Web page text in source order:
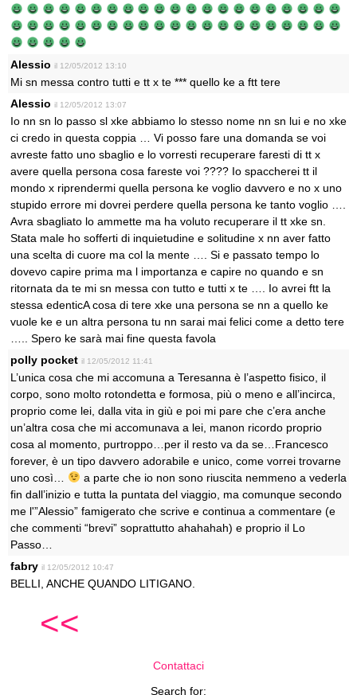
Alessio il 12/05/2012 13:10
Mi sn messa contro tutti e tt x te *** quello ke a ftt tere
Alessio il 12/05/2012 13:07
Io nn sn lo passo sl xke abbiamo lo stesso nome nn sn lui e no xke
ci credo in questa coppia … Vi posso fare una domanda se voi
avreste fatto uno sbaglio e lo vorresti recuperare faresti di tt x
avere quella persona cosa fareste voi ???? Io spaccherei tt il
mondo x riprendermi quella persona ke voglio davvero e no x uno
stupido errore mi dovrei perdere quella persona ke tanto voglio ….
Avra sbagliato lo ammette ma ha voluto recuperare il tt xke sn.
Stata male ho sofferti di inquietudine e solitudine x nn aver fatto
una scelta di cuore ma col la mente …. Si e passato tempo lo
dovevo capire prima ma l importanza e capire no quando e sn
ritornata da te mi sn messa con tutto e tutti x te …. Io avrei ftt la
stessa edenticA cosa di tere xke una persona se nn a quello ke
vuole ke e un altra persona tu nn sarai mai felici come a detto tere
….. Spero ke sarà mai fine questa favola
polly pocket il 12/05/2012 11:41
L’unica cosa che mi accomuna a Teresanna è l’aspetto fisico, il
corpo, sono molto rotondetta e formosa, più o meno e all’incirca,
proprio come lei, dalla vita in giù e poi mi pare che c’era anche
un’altra cosa che mi accomunava a lei, manon ricordo proprio
cosa al momento, purtroppo…per il resto va da se…Francesco
forever, è un tipo davvero adorabile e unico, come vorrei trovarne
uno così…
a parte che io non sono riuscita nemmeno a vederla
fin dall’inizio e tutta la puntata del viaggio, ma comunque secondo
me l'”Alessio” famigerato che scrive e continua a commentare (e
che commenti “brevi” soprattutto ahahahah) e proprio il Lo
Passo…
fabry il 12/05/2012 10:47
BELLI, ANCHE QUANDO LITIGANO.
<<
Contattaci
Search for: